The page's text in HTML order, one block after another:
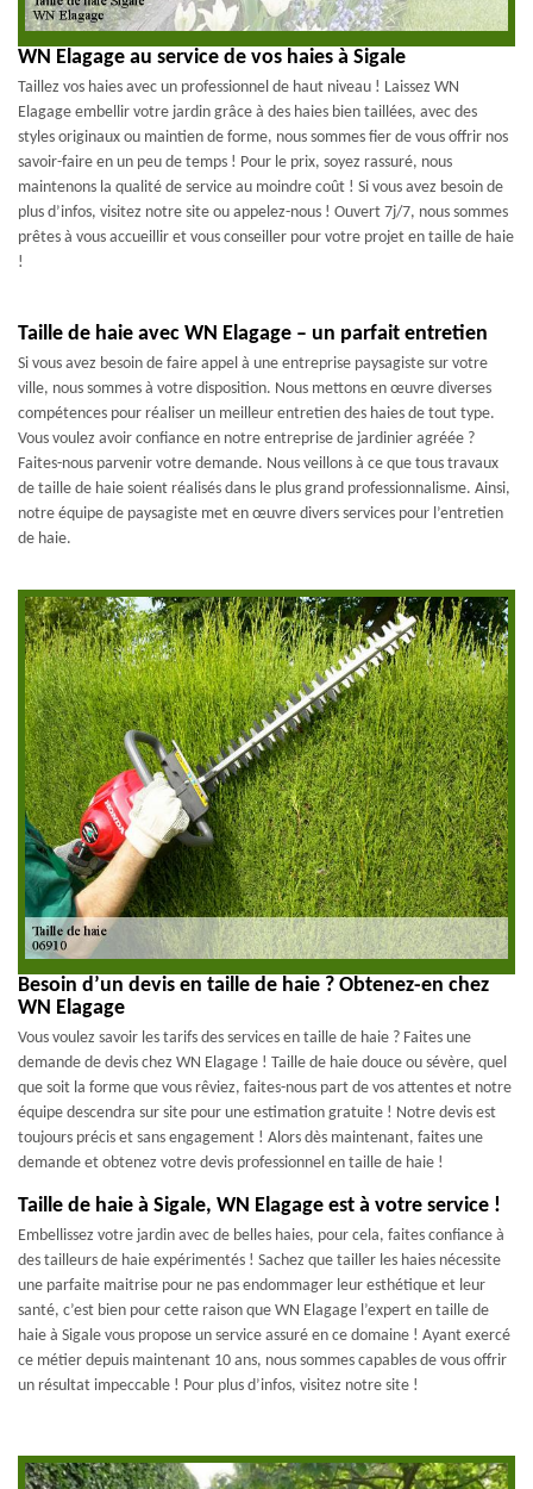
WN Elagage au service de vos haies à Sigale
Taillez vos haies avec un professionnel de haut niveau ! Laissez WN
Elagage embellir votre jardin grâce à des haies bien taillées, avec des
styles originaux ou maintien de forme, nous sommes fier de vous offrir nos
savoir-faire en un peu de temps ! Pour le prix, soyez rassuré, nous
maintenons la qualité de service au moindre coût ! Si vous avez besoin de
plus d’infos, visitez notre site ou appelez-nous ! Ouvert 7j/7, nous sommes
prêtes à vous accueillir et vous conseiller pour votre projet en taille de haie
!
Taille de haie avec WN Elagage – un parfait entretien
Si vous avez besoin de faire appel à une entreprise paysagiste sur votre
ville, nous sommes à votre disposition. Nous mettons en œuvre diverses
compétences pour réaliser un meilleur entretien des haies de tout type.
Vous voulez avoir confiance en notre entreprise de jardinier agréée ?
Faites-nous parvenir votre demande. Nous veillons à ce que tous travaux
de taille de haie soient réalisés dans le plus grand professionnalisme. Ainsi,
notre équipe de paysagiste met en œuvre divers services pour l’entretien
de haie.
Besoin d’un devis en taille de haie ? Obtenez-en chez
WN Elagage
Vous voulez savoir les tarifs des services en taille de haie ? Faites une
demande de devis chez WN Elagage ! Taille de haie douce ou sévère, quel
que soit la forme que vous rêviez, faites-nous part de vos attentes et notre
équipe descendra sur site pour une estimation gratuite ! Notre devis est
toujours précis et sans engagement ! Alors dès maintenant, faites une
demande et obtenez votre devis professionnel en taille de haie !
Taille de haie à Sigale, WN Elagage est à votre service !
Embellissez votre jardin avec de belles haies, pour cela, faites confiance à
des tailleurs de haie expérimentés ! Sachez que tailler les haies nécessite
une parfaite maitrise pour ne pas endommager leur esthétique et leur
santé, c’est bien pour cette raison que WN Elagage l’expert en taille de
haie à Sigale vous propose un service assuré en ce domaine ! Ayant exercé
ce métier depuis maintenant 10 ans, nous sommes capables de vous offrir
un résultat impeccable ! Pour plus d’infos, visitez notre site !